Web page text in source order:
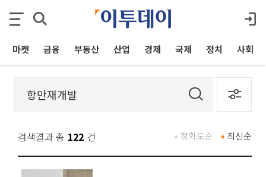
마켓 금융 부동산 산업 경제 국제 정치 사회
검색결과 총 122 건 최신순
정확도순